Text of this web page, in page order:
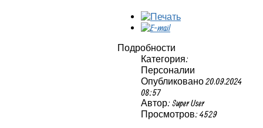
Подробности
Категория:
Персоналии
Опубликовано 20.09.2024
08:57
Автор: Super User
Просмотров: 4529